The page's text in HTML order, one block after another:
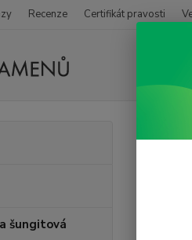
Recenze Certifikát pravosti
šungitová